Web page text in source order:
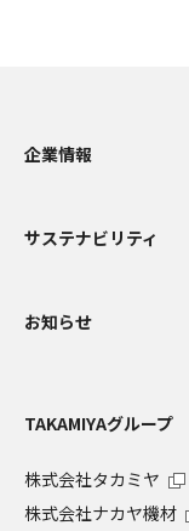
企業情報
サステナビリティ
お知らせ
TAKAMIYAグループ
株式会社タカミヤ
株式会社ナカヤ機材